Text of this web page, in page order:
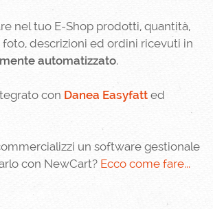
nel tuo E-Shop prodotti, quantità,
foto, descrizioni ed ordini ricevuti in
automatizzato.
con Danea Easyfatt ed
un software gestionale
con NewCart? Ecco come fare...